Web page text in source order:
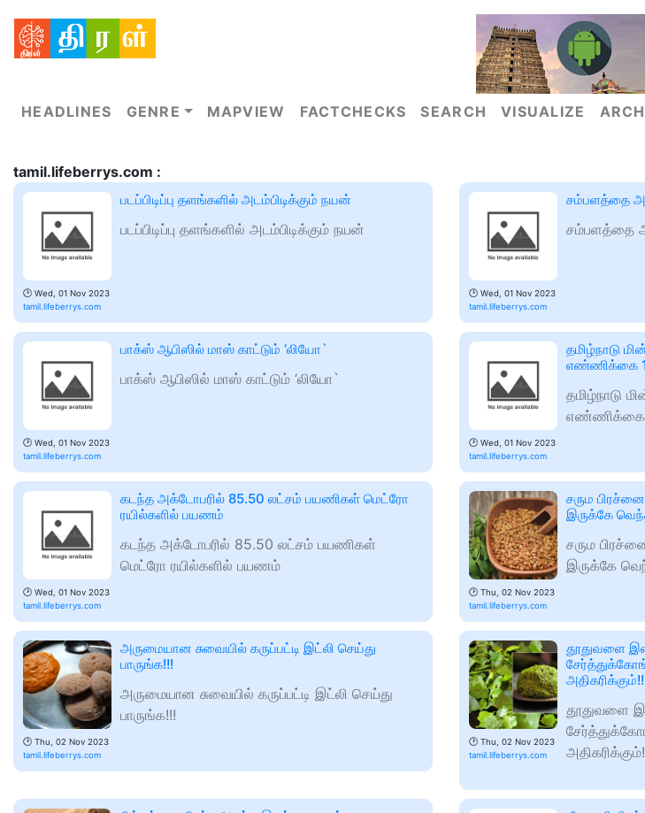
HEADLINES GENRE MAPVIEW FACTCHECKS SEARCH VISUALIZE
tamil.lifeberrys.com :
🕑 Wed, 01 Nov 2023
tamil.lifeberrys.com
படப்பிடிப்பு தளங்களில் அடம்பிடிக்கும் நயன்
படப்பிடிப்பு தளங்களில் அடம்பிடிக்கும் நயன்
🕑 Wed, 01 Nov 2023
tamil.lifeberrys.com
சம்பளத்தை
சம்பளத்தை
🕑 Wed, 01 Nov 2023
tamil.lifeberrys.com
பாக்ஸ் ஆபிஸில் மாஸ் காட்டும் ‘லியோ`
பாக்ஸ் ஆபிஸில் மாஸ் காட்டும் ‘லியோ`
🕑 Wed, 01 Nov 2023
tamil.lifeberrys.com
தமிழ்நாடு
எண்ணிக்கை
தமிழ்நாடு
எண்ணிக்கை
🕑 Wed, 01 Nov 2023
tamil.lifeberrys.com
கடந்த அக்டோபரில் 85.50 லட்சம் பயணிகள் மெட்ரோ
ரயில்களில் பயணம்
கடந்த அக்டோபரில் 85.50 லட்சம் பயணிகள்
மெட்ரோ ரயில்களில் பயணம்
🕑 Thu, 02 Nov 2023
tamil.lifeberrys.com
சரும
இருக்கே
சரும
இருக்கே
🕑 Thu, 02 Nov 2023
tamil.lifeberrys.com
அருமையான சுவையில் கருப்பட்டி இட்லி செய்து
பாருங்க!!!
அருமையான சுவையில் கருப்பட்டி இட்லி செய்து
பாருங்க!!!
🕑 Thu, 02 Nov 2023
tamil.lifeberrys.com
தூதுவளை
தூதுவளை